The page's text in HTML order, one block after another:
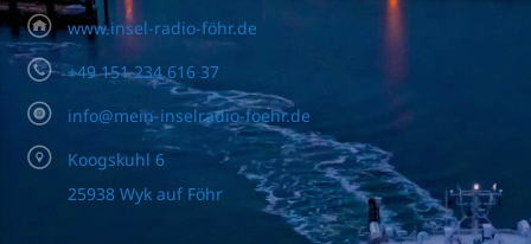
www.insel-radio-föhr.de
+49 151 234 616 37
info@mein-inselradio-foehr.de
Koogskuhl 6
25938 Wyk auf Föhr